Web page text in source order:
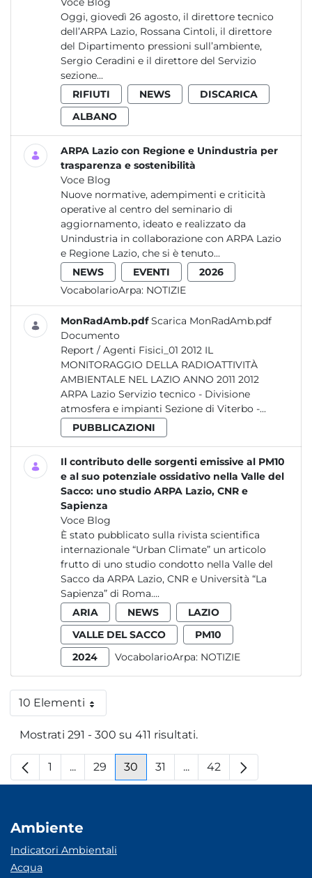
Oggi, giovedì 26 agosto, il direttore tecnico
dell’ARPA Lazio, Rossana Cintoli, il direttore
del Dipartimento pressioni sull’ambiente,
Sergio Ceradini e il direttore del Servizio
sezione...
RIFIUTI
NEWS
DISCARICA
ALBANO
ARPA Lazio con Regione e Unindustria per
trasparenza e sostenibilità
Voce Blog
Nuove normative, adempimenti e criticità
operative al centro del seminario di
aggiornamento, ideato e realizzato da
Unindustria in collaborazione con ARPA Lazio
e Regione Lazio, che si è tenuto...
NEWS
EVENTI
2026
VocabolarioArpa: NOTIZIE
MonRadAmb.pdf Scarica MonRadAmb.pdf
Documento
Report / Agenti Fisici_01 2012 IL
MONITORAGGIO DELLA RADIOATTIVITÀ
AMBIENTALE NEL LAZIO ANNO 2011 2012
ARPA Lazio Servizio tecnico - Divisione
atmosfera e impianti Sezione di Viterbo -...
PUBBLICAZIONI
Il contributo delle sorgenti emissive al PM10
e al suo potenziale ossidativo nella Valle del
Sacco: uno studio ARPA Lazio, CNR e
Sapienza
Voce Blog
È stato pubblicato sulla rivista scientifica
internazionale “Urban Climate” un articolo
frutto di uno studio condotto nella Valle del
Sacco da ARPA Lazio, CNR e Università “La
Sapienza” di Roma....
ARIA
NEWS
LAZIO
VALLE DEL SACCO
PM10
2024
VocabolarioArpa: NOTIZIE
10 ElementiPer pagina
Mostrati 291 - 300 su 411 risultati.
Pagina
1 ...Pagine intermedie
Pagina
29 Pagina
30 Pagina
31 ...Pagine intermedie
Pagina
42
Ambiente
Indicatori Ambientali
Acqua